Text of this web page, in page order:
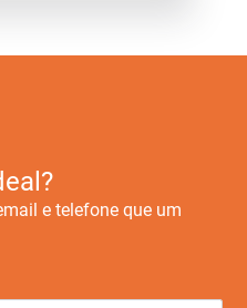
e telefone que um